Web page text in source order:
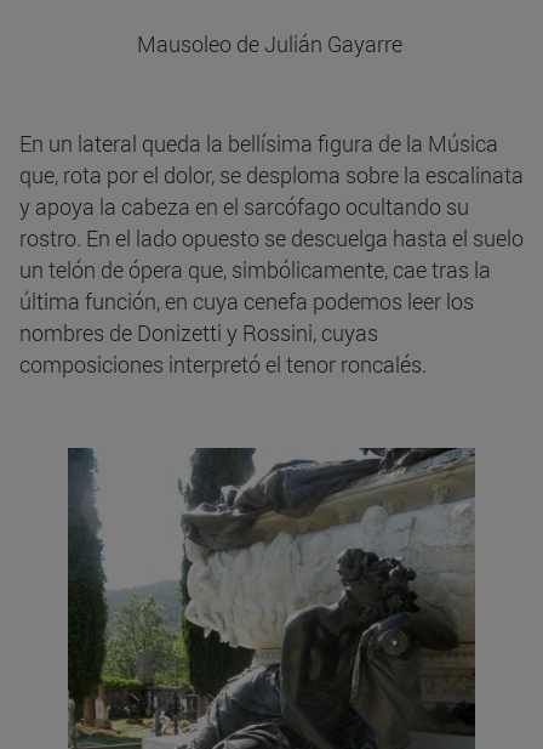
Mausoleo de Julián Gayarre
En un lateral queda la bellísima figura de la Música
que, rota por el dolor, se desploma sobre la escalinata
y apoya la cabeza en el sarcófago ocultando su
rostro. En el lado opuesto se descuelga hasta el suelo
un telón de ópera que, simbólicamente, cae tras la
última función, en cuya cenefa podemos leer los
nombres de Donizetti y Rossini, cuyas
composiciones interpretó el tenor roncalés.